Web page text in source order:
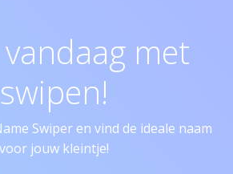
met
swipen!
Swiper en vind de ideale naam
voor jouw kleintje!